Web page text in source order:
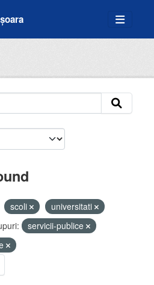
scoli
universitati
servicii-publice